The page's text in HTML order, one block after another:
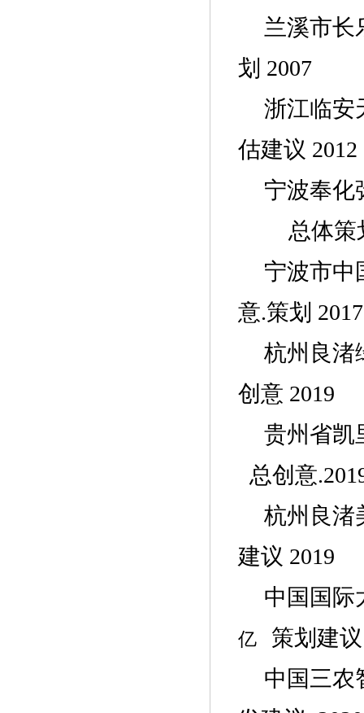
兰溪市长
划 2007
浙江临安
估建议 2012
宁波奉化
总体策
宁波市中
意.策划 2017
杭州良渚
创意 2019
贵州省凯
总创意
杭州良渚
建议 2019
中国国际
亿
策划建议
中国三农